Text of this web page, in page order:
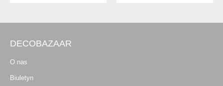
DECOBAZAAR
O nas
Biuletyn